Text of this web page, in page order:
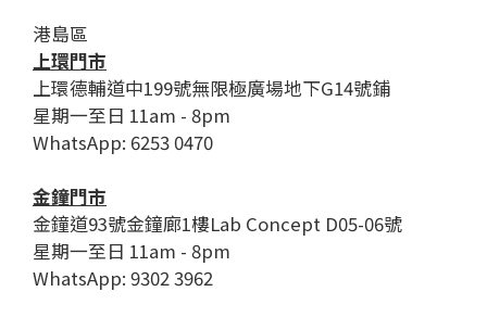
港島區
上環門市
上環德輔道中199號無限極廣場地下G14號鋪
星期一至日 11am - 8pm
WhatsApp: 6253 0470
金鐘門市
金鐘道93號金鐘廊1樓Lab Concept D05-06號
星期一至日 11am - 8pm
WhatsApp: 9302 3962